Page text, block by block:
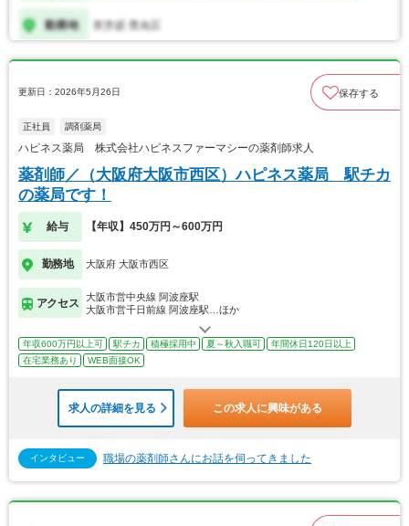
更新日：2026年5月26日 保存する
正社員 調剤薬局
ハピネス薬局 株式会社ハピネスファーマシーの薬剤師求人
薬剤師／（大阪府大阪市西区）ハピネス薬局 駅チカ
の薬局です！
給与 【年収】450万円～600万円
勤務地 大阪府 大阪市西区
アクセス
大阪市営中央線 阿波座駅
大阪市営千日前線 阿波座駅…ほか
年収600万円以上可 駅チカ 積極採用中 夏～秋入職可
年間休日120日以上
在宅業務あり
WEB面接OK
求人の詳細を見る この求人に興味がある
インタビュー 職場の薬剤師さんにお話を伺ってきました